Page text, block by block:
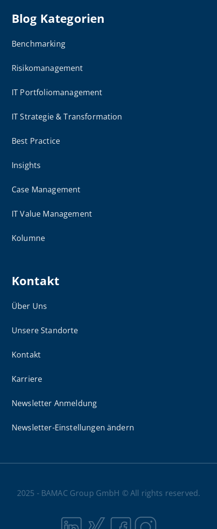
Blog Kategorien
Benchmarking
Risikomanagement
IT Portfoliomanagement
IT Strategie & Transformation
Best Practice
Insights
Case Management
IT Value Management
Kolumne
Kontakt
Über Uns
Unsere Standorte
Kontakt
Karriere
Newsletter Anmeldung
Newsletter-Einstellungen ändern
2025 - BAMAC Group GmbH © All rights reserved.